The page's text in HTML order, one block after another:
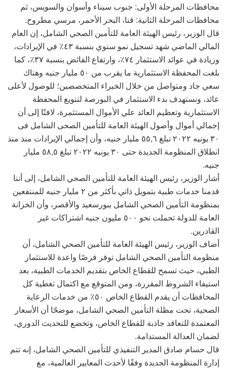
محافظات المرحلة الأولى: جنوب سيناء وأسوان والسويس، ثم
محافظات المرحلة الثانية: قنا، البحر الأحمر، مرسي مطروح.
قال الوزير، رئيس الهيئة العامة للتأمين الصحي الشامل، إن العام
المالي الماضي شهد تسجيل نمو سنوي بنسبة ٤٣٪ في الإيرادات،
وزيادة في عوائد الاستثمار ٧٤٪، وارتفاع الفائض بنسبة ٣٧٪، كما
بلغت المحفظة الاستثمارية ما يقرب من ٥٠ مليار جنيه وهناك
سعي جاد ومتواصل من خلال الخبراء المتخصصين؛ للوصول لأعلى
عائد، ونستهدف بدء الاستثمار في البورصة لتنويع المحفظة
الاستثمارية وتعظيم العائد علي الأموال المستثمرة، لافتًا إلى أن
إجمالي أموال وأصول الهيئة العامة للتأمين الصحى الشامل فى
٣٠ يونيه ٢٠٢٢ تبلغ ٥٥,٦ مليار جنيه، وأن إجمالي الإيرادات منذ منذ
انطلاق المنظومة الجديدة حتى ٣٠ يونيه ٢٠٢٢ تبلغ ٥٨,٥ مليار
جنيه.
أشار الوزير، رئيس الهيئة العامة للتأمين الصحي الشامل، إلى أننا
قدمنا خدمات طبية بتمويل ذاتي بأكثر من ٢ مليار جنيه للمنتفعين
بمنظومة التأمين الصحي الشامل ببورسعيد والأقصر، وأن الخزانة
العامة للدولة تحملت نحو ٥٠٠ مليون جنيه اشتراكات غير
القادرين.
أضاف الوزير، رئيس الهيئة العامة للتأمين الصحي الشامل، أن
منظومة التأمين الصحي الشامل توفر فرصًا واعدة للاستثمار
الطبي، حيث تسمح للقطاع الخاص بتقديم الخدمات الطبية، بعد
استيفاء الشروط المقررة، ومن المتوقع مع اكتمال تغطية كل
المحافظات أن يقدم القطاع الخاص ٥٠٪ من خدمات الرعاية
الصحية، تحت مظلة التأمين الصحي الشامل، موضحًا أن الأسعار
المعتمدة للتعاقد جاذبة للقطاع الخاص، وتخضع للتحديث الدوري،
لضمان العدالة المستدامة.
قال حسام صادق المدير التنفيذي للتأمين الصحي الشامل، إنه تتم
إدارة المنظومة الجديدة وفقًا لأحدث المعايير العالمية، مع